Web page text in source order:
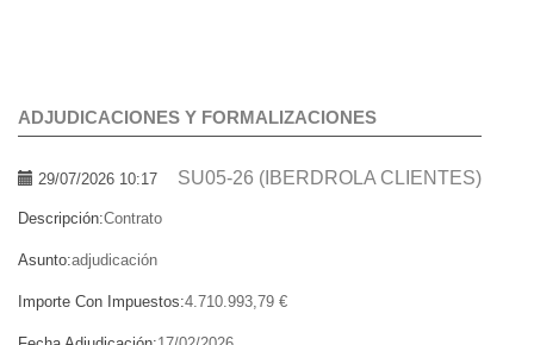
ADJUDICACIONES Y FORMALIZACIONES
29/07/2026 10:17 SU05-26 (IBERDROLA CLIENTES)
Descripción:Contrato
Asunto:adjudicación
Importe Con Impuestos:4.710.993,79 €